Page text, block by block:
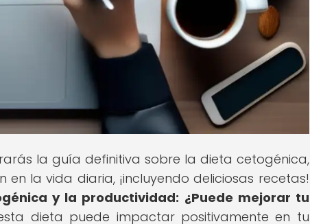
la guía definitiva sobre la dieta cetogénica,
la vida diaria, ¡incluyendo deliciosas recetas!
y la productividad: ¿Puede mejorar tu
dieta puede impactar positivamente en tu